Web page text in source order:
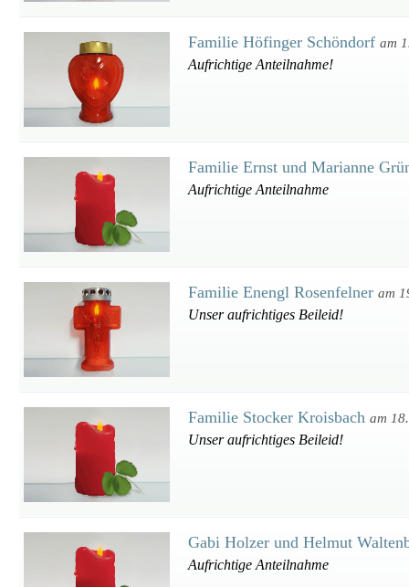
Familie Höfinger Schöndorf am
Aufrichtige Anteilnahme!
Familie Ernst und Marianne
Aufrichtige Anteilnahme
Familie Enengl Rosenfelner am
Unser aufrichtiges Beileid!
Familie Stocker Kroisbach am
Unser aufrichtiges Beileid!
Gabi Holzer und Helmut
Aufrichtige Anteilnahme